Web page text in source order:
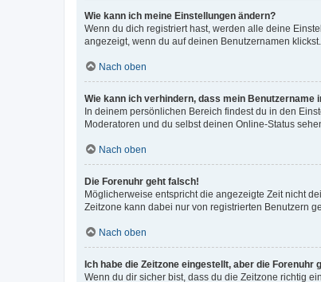
Wie kann ich meine Einstellungen ändern?
Wenn du dich registriert hast, werden alle deine
angezeigt, wenn du auf deinen Benutzernamen
Nach oben
Wie kann ich verhindern, dass mein Benutzername
In deinem persönlichen Bereich findest du in den
Moderatoren und du selbst deinen Online-Status
Nach oben
Die Forenuhr geht falsch!
Möglicherweise entspricht die angezeigte Zeit nicht
Zeitzone kann dabei nur von registrierten Benutzern
Nach oben
Ich habe die Zeitzone eingestellt, aber die Forenuhr
Wenn du dir sicher bist, dass du die Zeitzone richtig